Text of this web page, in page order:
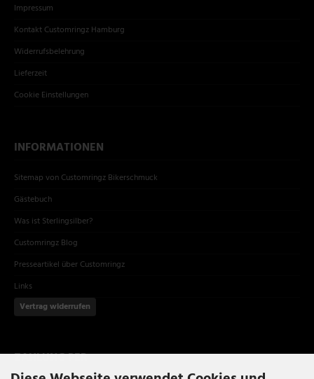
Impressum
Kontakt Customringz Hamburg
Widerrufsbelehrung
Lieferzeit
Cookie Einstellungen
INFORMATIONEN
Sitemap von Customringz Bikerschmuck
Gästebuch
Was ist Sterlingsilber?
Customringz Blog
Presseartikel über Customringz
Links
Vertrag widerrufen
ZAHLUNG PER